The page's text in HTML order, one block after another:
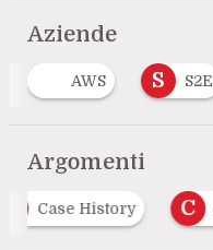
Aziende
AWS S S2E
Argomenti
History C cloud